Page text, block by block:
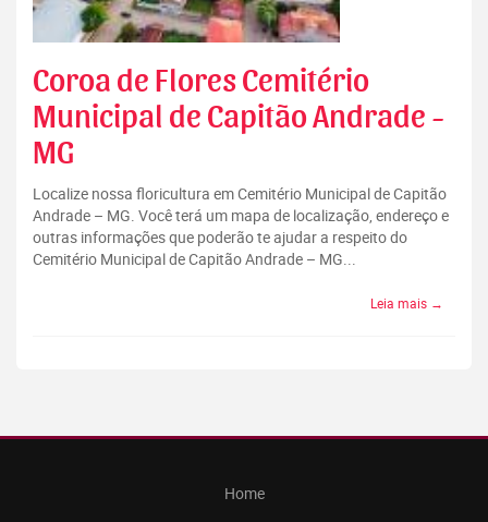
Coroa de Flores Cemitério
Municipal de Capitão Andrade -
MG
Localize nossa floricultura em Cemitério Municipal de Capitão
Andrade – MG. Você terá um mapa de localização, endereço e
outras informações que poderão te ajudar a respeito do
Cemitério Municipal de Capitão Andrade – MG...
Leia mais →
Home